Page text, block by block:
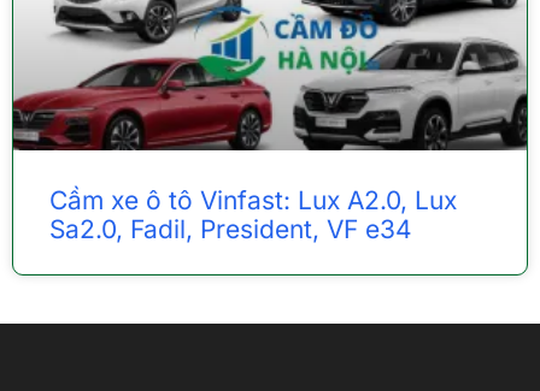
Cầm xe ô tô Vinfast: Lux A2.0, Lux
Sa2.0, Fadil, President, VF e34